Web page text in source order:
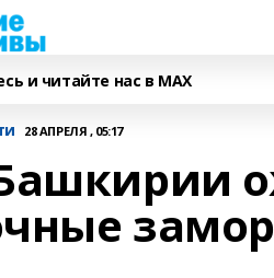
и читайте нас в MAX
28 АПРЕЛЯ , 05:17